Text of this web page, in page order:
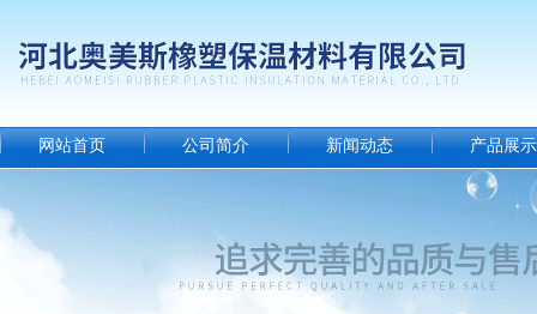
网站首页 公司简介 新闻动态 产品展示